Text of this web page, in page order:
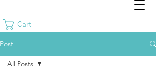
Cart
Post
All Posts